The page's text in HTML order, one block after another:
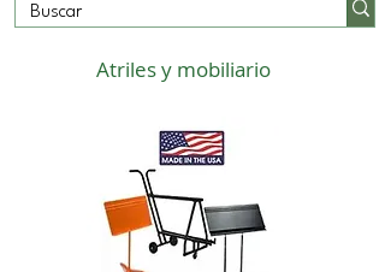
Atriles y mobiliario